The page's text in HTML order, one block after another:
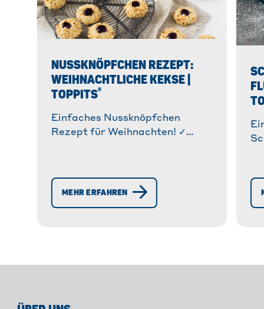
NUSSKNÖPFCHEN REZEPT:
WEIHNACHTLICHE KEKSE |
TOPPITS®
Einfaches Nussknöpfchen
Rezept für Weihnachten! ✓
backen. » Mehr!
MEHR ERFAHREN